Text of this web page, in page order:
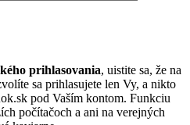
prihlasovania, uistite sa, že na
sa prihlasujete len Vy, a nikto
pod Vaším kontom. Funkciu
počítačoch a ani na verejných